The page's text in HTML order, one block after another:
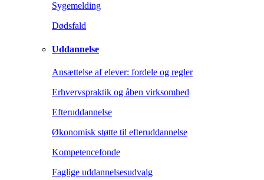
Sygemelding
Dødsfald
Uddannelse
Ansættelse af elever: fordele og regler
Erhvervspraktik og åben virksomhed
Efteruddannelse
Økonomisk støtte til efteruddannelse
Kompetencefonde
Faglige uddannelsesudvalg